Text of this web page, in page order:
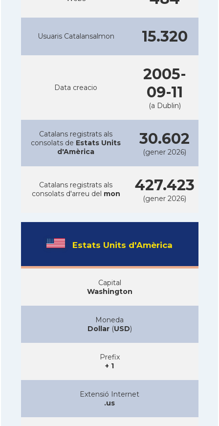
Usuaris Catalansalmon 15.320
Data creacio
2005-
09-11
(a Dublin)
Catalans registrats als
consolats de Estats Units
d'Amèrica
30.602
(gener 2026)
Catalans registrats als
consolats d'arreu del mon 427.423
(gener 2026)
Estats Units d'Amèrica
Capital
Washington
Moneda
Dollar(USD)
Prefix
+ 1
Extensió Internet
.us